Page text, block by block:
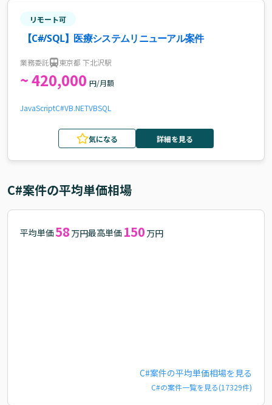
リモート可
【C#/SQL】医療システムリニューアル案件
業務委託 東京都 下北沢駅
~ 420,000 円/月額
JavaScriptC#VB.NETVBSQL
気になる 詳細を見る
C#案件の平均単価相場
平均単価58 万円最高単価 150 万円
C#案件の平均単価相場を見る
C#の案件一覧を見る(17329件)